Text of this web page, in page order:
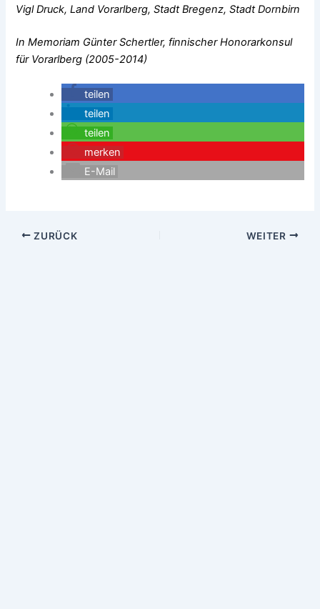
Vigl Druck, Land Vorarlberg, Stadt Bregenz, Stadt Dornbirn
In Memoriam Günter Schertler, finnischer Honorarkonsul
für Vorarlberg (2005-2014)
teilen
teilen
teilen
merken
E-Mail
ZURÜCK WEITER